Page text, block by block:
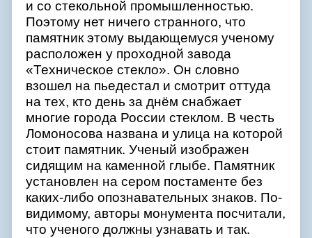
и со стекольной промышленностью.
Поэтому нет ничего странного, что
памятник этому выдающемуся ученому
расположен у проходной завода
«Техническое стекло». Он словно
взошел на пьедестал и смотрит оттуда
на тех, кто день за днём снабжает
многие города России стеклом. В честь
Ломоносова названа и улица на которой
стоит памятник. Ученый изображен
сидящим на каменной глыбе. Памятник
установлен на сером постаменте без
каких-либо опознавательных знаков. По-
видимому, авторы монумента посчитали,
что ученого должны узнавать и так.